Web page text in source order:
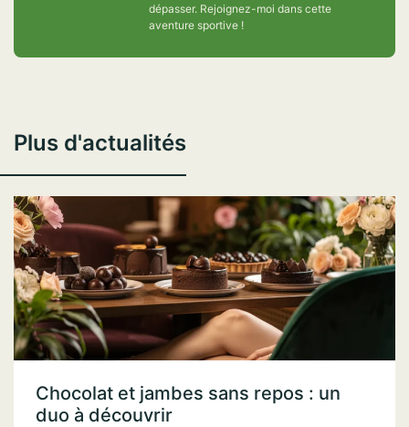
dépasser. Rejoignez-moi dans cette
aventure sportive !
Plus d'actualités
Chocolat et jambes sans repos : un
duo à découvrir